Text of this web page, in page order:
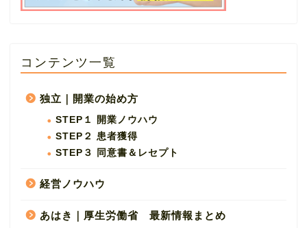
コンテンツ一覧
独立｜開業の始め方
STEP１ 開業ノウハウ
STEP２ 患者獲得
STEP３ 同意書＆レセプト
経営ノウハウ
あはき｜厚生労働省 最新情報まとめ